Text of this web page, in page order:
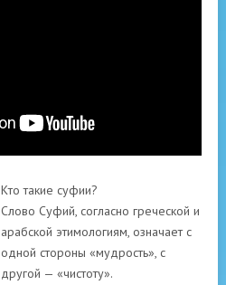
Кто такие суфии?
Слово Суфий, согласно греческой и
арабской этимологиям, означает с
одной стороны «мудрость», с
другой — «чистоту».